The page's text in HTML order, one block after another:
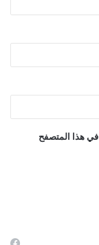
في هذا المتصفح